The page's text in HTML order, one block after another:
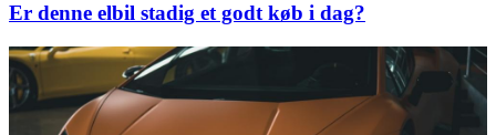
Er denne elbil stadig et godt køb i dag?